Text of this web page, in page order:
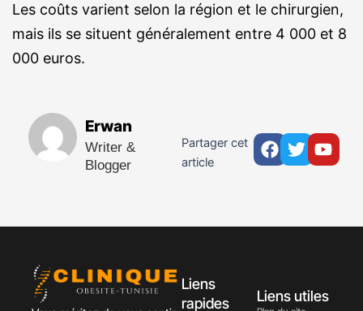
Les coûts varient selon la région et le chirurgien,
mais ils se situent généralement entre 4 000 et 8
000 euros.
Erwan
Writer &
Blogger
Partager cet
article
Facebook
Twitter
Liens
rapides
Liens utiles